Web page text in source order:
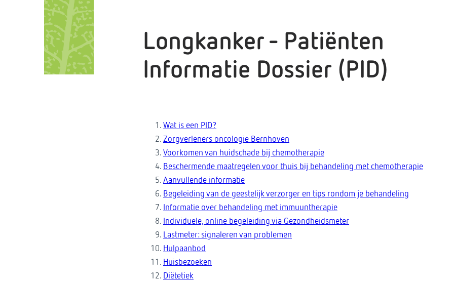
Longkanker - Patiënten
Informatie Dossier (PID)
Wat is een PID?
Zorgverleners oncologie Bernhoven
Voorkomen van huidschade bij chemotherapie
Beschermende maatregelen voor thuis bij behandeling met chemotherapie
Aanvullende informatie
Begeleiding van de geestelijk verzorger en tips rondom je behandeling
Informatie over behandeling met immuuntherapie
Individuele, online begeleiding via Gezondheidsmeter
Lastmeter: signaleren van problemen
Hulpaanbod
Huisbezoeken
Diëtetiek